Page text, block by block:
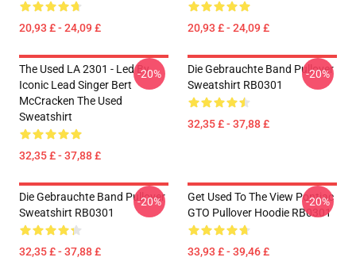
20,93 £ - 24,09 £ 20,93 £ - 24,09 £
The Used LA 2301 - Led By
Iconic Lead Singer Bert
McCracken The Used
Sweatshirt
32,35 £ - 37,88 £
-20%
Die Gebrauchte Band Pullover
Sweatshirt RB0301
32,35 £ - 37,88 £
-20%
Die Gebrauchte Band Pullover
Sweatshirt RB0301
32,35 £ - 37,88 £
-20%
Get Used To The View Pontiac
GTO Pullover Hoodie RB0301
33,93 £ - 39,46 £
-20%